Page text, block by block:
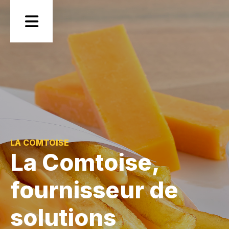
content
Industrie
Foodservice
Sauces
Recettes
Notre
entreprise
LA COMTOISE
La Comtoise,
fournisseur de
solutions